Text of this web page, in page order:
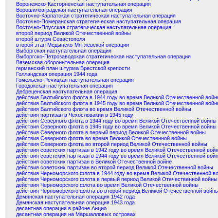
Воронежско-Касторненская наступательная операция
Ворошиловградская наступательная операция
Восточно-Карпатская стратегическая наступательная операция
Восточно-Померанская стратегическая наступательная операция
Восточно-Прусская стратегическая наступательная операция
второй период Великой Отечественной войны
второй штурм Севастополя
второй этап Медынско-Мятлевской операции
Выборгская наступательная операция
Выборгско-Петрозаводская стратегическая наступательная операция
Вяземская оборонительная операция
германский план штурма Брестской крепости
Голландская операция 1944 года
Гомельско-Речицкая наступательная операция
Городокская наступательная операция
Дебреценская наступательная операция
действия Балтийского флота в 1944 году во время Великой Отечественной
действия Балтийского флота в 1945 году во время Великой Отечественной
действия Балтийского флота во время Великой Отечественной войны
действия партизан в Чехословакии в 1945 году
действия Северного флота в 1944 году во время Великой Отечественной войны
действия Северного флота в 1945 году во время Великой Отечественной войны
действия Северного флота в первый период Великой Отечественной войны
действия Северного флота во время Великой Отечественной войны
действия Северного флота во второй период Великой Отечественной войны
действия советских партизан в 1942 году во время Великой Отечественной
действия советских партизан в 1944 году во время Великой Отечественной
действия советских партизан в Великой Отечественной войне
действия советских партизан во второй период Великой Отечественной войны
действия Черноморского флота в 1944 году во время Великой Отечественной
действия Черноморского флота в первый период Великой Отечественной войны
действия Черноморского флота во время Великой Отечественной войны
действия Черноморского флота во второй период Великой Отечественной
Демянская наступательная операция 1942 года
Демянская наступательная операция 1943 года
десантная операция в районе Анцио
десантная операция на Маршалловых островах